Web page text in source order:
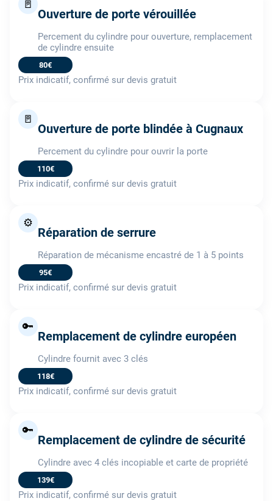
🚪
Ouverture de porte vérouillée
Percement du cylindre pour ouverture, remplacement
de cylindre ensuite
80€
Prix indicatif, confirmé sur devis gratuit
🚪
Ouverture de porte blindée à Cugnaux
Percement du cylindre pour ouvrir la porte
110€
Prix indicatif, confirmé sur devis gratuit
⚙️
Réparation de serrure
Réparation de mécanisme encastré de 1 à 5 points
95€
Prix indicatif, confirmé sur devis gratuit
🔑
Remplacement de cylindre européen
Cylindre fournit avec 3 clés
118€
Prix indicatif, confirmé sur devis gratuit
🔑
Remplacement de cylindre de sécurité
Cylindre avec 4 clés incopiable et carte de propriété
139€
Prix indicatif, confirmé sur devis gratuit